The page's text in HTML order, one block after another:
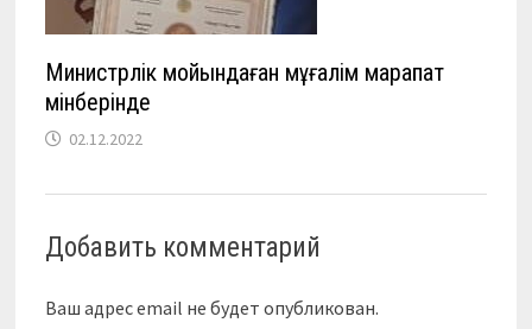
Министрлік мойындаған мұғалім марапат
мінберінде
02.12.2022
Добавить комментарий
Ваш адрес email не будет опубликован.